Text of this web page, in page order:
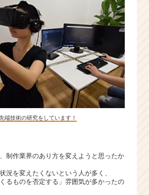
ャ
成
長
業
か
ウ
く
活
端技術の研究をしています！
制作業界のあり方を変えようと思ったか
況を変えたくないという人が多く、
るものを否定する」雰囲気が多かったの